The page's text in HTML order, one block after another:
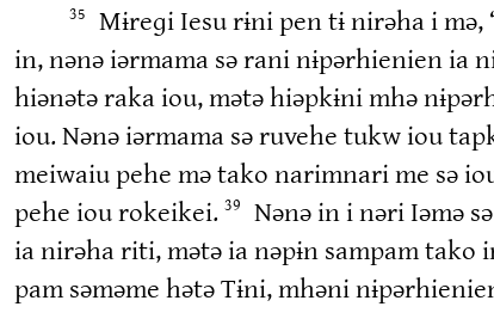
35
Mɨreɡi Iesu rɨni pen tɨ nirəha i
in, nənə iərmama sə rani nɨpərhienien ia
hiənətə raka iou, mətə hiəpkɨni mhə
iou. Nənə iərmama sə ruvehe tukw iou
meiwaiu pehe mə tako narimnari me sə
pehe iou rokeikei. 39
Nənə in i nəri Iəmə
ia nirəha riti, mətə ia nəpɨn sampam
pam səməme hətə Tɨni, mhəni